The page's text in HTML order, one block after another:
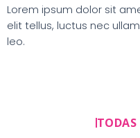
Lorem ipsum dolor sit
elit tellus, luctus nec
leo.
TODAS